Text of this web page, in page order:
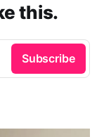
this.
Subscribe